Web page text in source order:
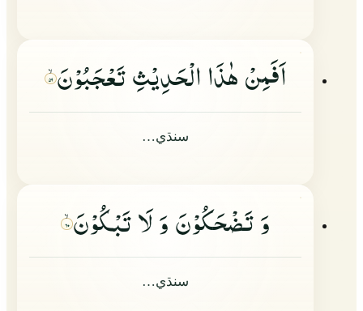
اَفَمِنْ هٰذَا الْحَدِیْثِ تَعْجَبُوْنَ ۵۹
سنڌي…
وَ تَضْحَكُوْنَ وَ لَا تَبْكُوْنَ ۶۰
سنڌي…